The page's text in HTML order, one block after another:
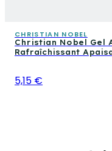
CHRISTIAN NOBEL
Christian Nobel Gel
Rafraîchissant
5,15 €